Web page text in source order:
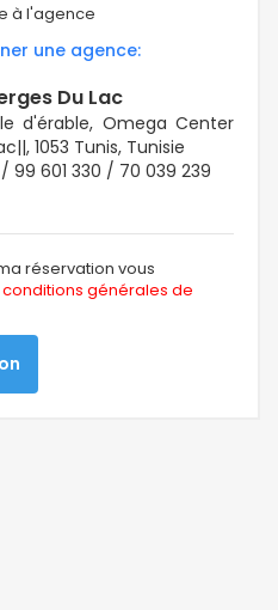
à l'agence
une agence:
Du Lac
d'érable, Omega Center
1053 Tunis, Tunisie
99 601 330 / 70 039 239
réservation vous
conditions générales de